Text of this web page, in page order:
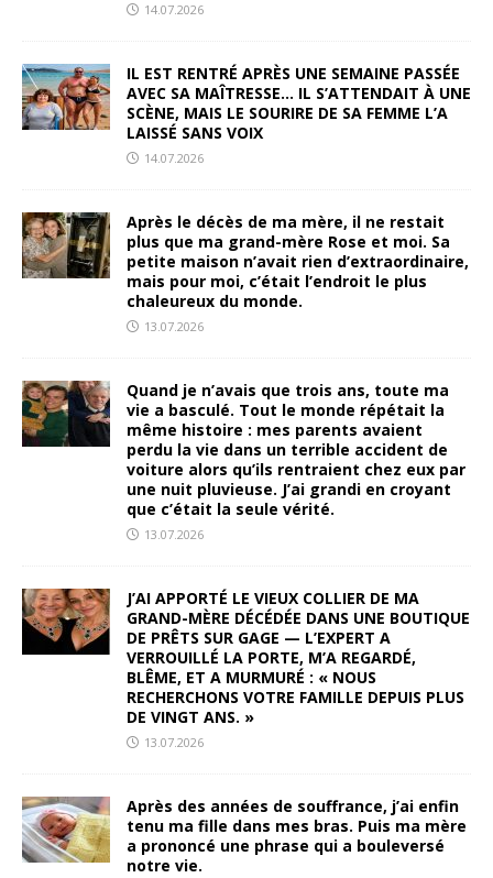
14.07.2026
IL EST RENTRÉ APRÈS UNE SEMAINE PASSÉE
AVEC SA MAÎTRESSE… IL S’ATTENDAIT À UNE
SCÈNE, MAIS LE SOURIRE DE SA FEMME L’A
LAISSÉ SANS VOIX
14.07.2026
Après le décès de ma mère, il ne restait
plus que ma grand-mère Rose et moi. Sa
petite maison n’avait rien d’extraordinaire,
mais pour moi, c’était l’endroit le plus
chaleureux du monde.
13.07.2026
Quand je n’avais que trois ans, toute ma
vie a basculé. Tout le monde répétait la
même histoire : mes parents avaient
perdu la vie dans un terrible accident de
voiture alors qu’ils rentraient chez eux par
une nuit pluvieuse. J’ai grandi en croyant
que c’était la seule vérité.
13.07.2026
J’AI APPORTÉ LE VIEUX COLLIER DE MA
GRAND-MÈRE DÉCÉDÉE DANS UNE BOUTIQUE
DE PRÊTS SUR GAGE — L’EXPERT A
VERROUILLÉ LA PORTE, M’A REGARDÉ,
BLÊME, ET A MURMURÉ : « NOUS
RECHERCHONS VOTRE FAMILLE DEPUIS PLUS
DE VINGT ANS. »
13.07.2026
Après des années de souffrance, j’ai enfin
tenu ma fille dans mes bras. Puis ma mère
a prononcé une phrase qui a bouleversé
notre vie.